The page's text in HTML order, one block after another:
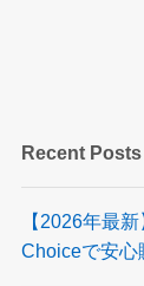
Recent Posts
【2026年最
Choiceで安心